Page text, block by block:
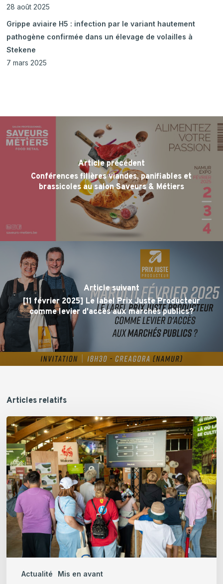
28 août 2025
Grippe aviaire H5 : infection par le variant hautement
pathogène confirmée dans un élevage de volailles à
Stekene
7 mars 2025
Article précédent
Conférences filières viandes, panifiables et
brassicoles au salon Saveurs & Métiers
Article suivant
[11 février 2025] Le label Prix Juste Producteur
comme levier d'accès aux marchés publics?
Articles relatifs
Actualité Mis en avant
Retour
sur
quatre
journées
riches
en
rencontres
à
Libramont